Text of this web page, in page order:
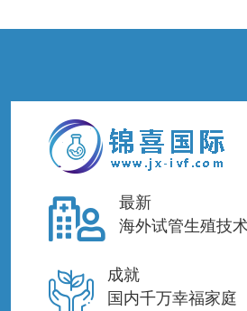
最新
海外试管生殖技
成就
国内千万幸福家庭